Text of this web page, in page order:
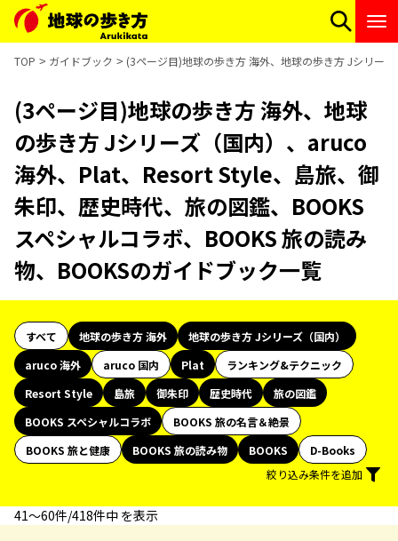
TOP ガイドブック (3ページ目)地球の歩き方 海外、地球の歩き方 Jシリー
(3ページ目)地球の歩き方 海外、地球
の歩き方 Jシリーズ（国内）、aruco
海外、Plat、Resort Style、島旅、御
朱印、歴史時代、旅の図鑑、BOOKS
スペシャルコラボ、BOOKS 旅の読み
物、BOOKSのガイドブック一覧
すべて 地球の歩き方 海外
地球の歩き方 Jシリーズ（国内）
aruco 海外
aruco 国内 Plat
ランキング&テクニック
Resort Style
島旅 御朱印 歴史時代
旅の図鑑
BOOKS スペシャルコラボ
BOOKS 旅の名言＆絶景
BOOKS 旅と健康
BOOKS 旅の読み物 BOOKS
D-Books
絞り込み条件を追加
41〜60件/418件中 を表示